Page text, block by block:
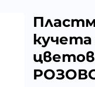
кучета